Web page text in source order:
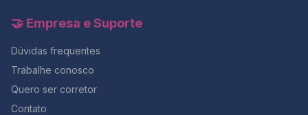
🤝 Empresa e Suporte
Dúvidas frequentes
Trabalhe conosco
Quero ser corretor
Contato